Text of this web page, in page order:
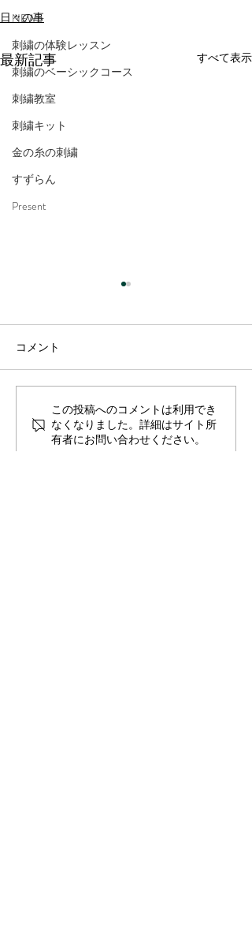
NEWS
刺繍の体験レッスン
刺繍のベーシックコース
刺繍教室
刺繍キット
金の糸の刺繍
すずらん
Present
日々の事
最新記事 すべて表示
すずらんの日に感謝の気
持ちを込めて
コメント
この投稿へのコメントは利用でき
なくなりました。詳細はサイト所
有者にお問い合わせください。